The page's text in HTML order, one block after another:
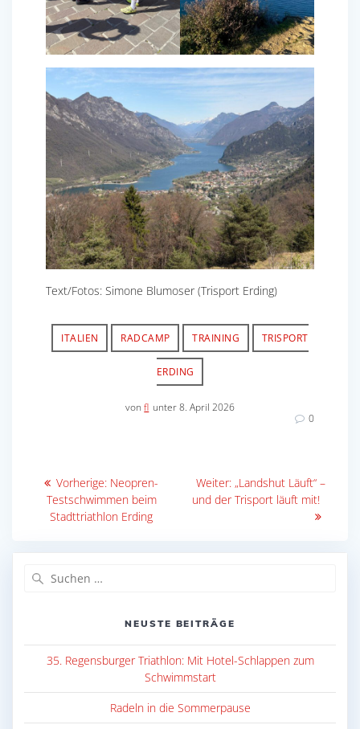
Text/Fotos: Simone Blumoser (Trisport Erding)
ITALIEN RADCAMP TRAINING TRISPORT
ERDING
vonfl unter 8. April 2026
0
Beitragsnavigation
Vorherige: Vorheriger
Beitrag:
Neopren-
Testschwimmen beim
Stadttriathlon Erding
Weiter: Nächster
Beitrag:
„Landshut Läuft“ –
und der Trisport läuft mit!
NEUSTE BEITRÄGE
35. Regensburger Triathlon: Mit Hotel-Schlappen zum
Schwimmstart
Radeln in die Sommerpause